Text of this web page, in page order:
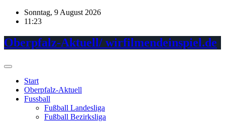
Skip
Sonntag, 9 August 2026
11:23
Oberpfalz-Aktuell/ wirfilmendeinspiel.de
Start
Oberpfalz-Aktuell
Fussball
Fußball Landesliga
Fußball Bezirksliga